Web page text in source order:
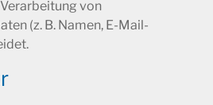
von
(z. B. Namen, E-Mail-